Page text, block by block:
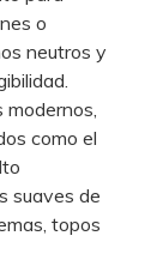
o
neutros y
como el
suaves de
topos